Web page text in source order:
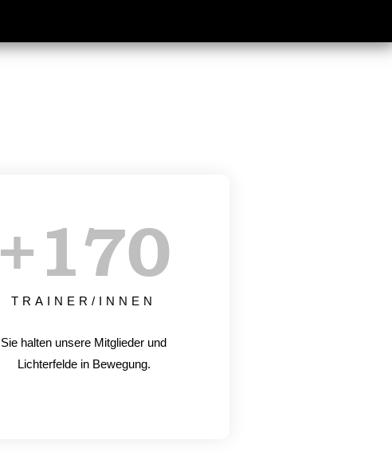
TRAINER/INNEN
+170
Sie halten unsere Mitglieder und
Lichterfelde in Bewegung.